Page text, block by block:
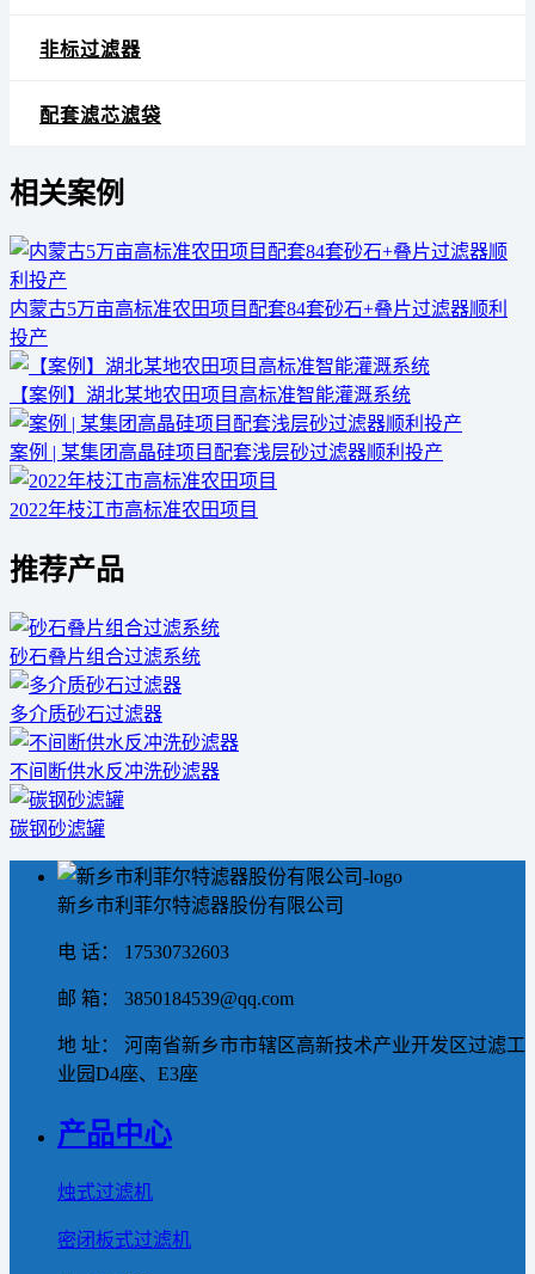
非标过滤器
配套滤芯滤袋
相关案例
内蒙古5万亩高标准农田项目配套84套砂石+叠片过滤器顺利
投产
【案例】湖北某地农田项目高标准智能灌溉系统
案例 | 某集团高晶硅项目配套浅层砂过滤器顺利投产
2022年枝江市高标准农田项目
推荐产品
砂石叠片组合过滤系统
多介质砂石过滤器
不间断供水反冲洗砂滤器
碳钢砂滤罐
新乡市利菲尔特滤器股份有限公司
电 话： 17530732603
邮 箱： 3850184539@qq.com
地 址： 河南省新乡市市辖区高新技术产业开发区过滤工
业园D4座、E3座
产品中心
烛式过滤机
密闭板式过滤机